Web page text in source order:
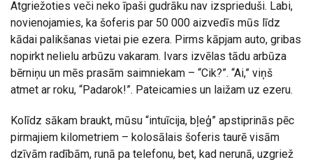
Atgriežoties veči neko īpaši gudrāku nav izsprieduši. Labi,
novienojamies, ka šoferis par 50 000 aizvedīs mūs līdz
kādai palikšanas vietai pie ezera. Pirms kāpjam auto, gribas
nopirkt nelielu arbūzu vakaram. Ivars izvēlas tādu arbūza
bērniņu un mēs prasām saimniekam – “Cik?”. “Ai,” viņš
atmet ar roku, “Padarok!”. Pateicamies un laižam uz ezeru.
Kolīdz sākam braukt, mūsu “intuīcija, bļeģ” apstiprinās pēc
pirmajiem kilometriem – kolosālais šoferis taurē visām
dzīvām radībām, runā pa telefonu, bet, kad nerunā, uzgriež